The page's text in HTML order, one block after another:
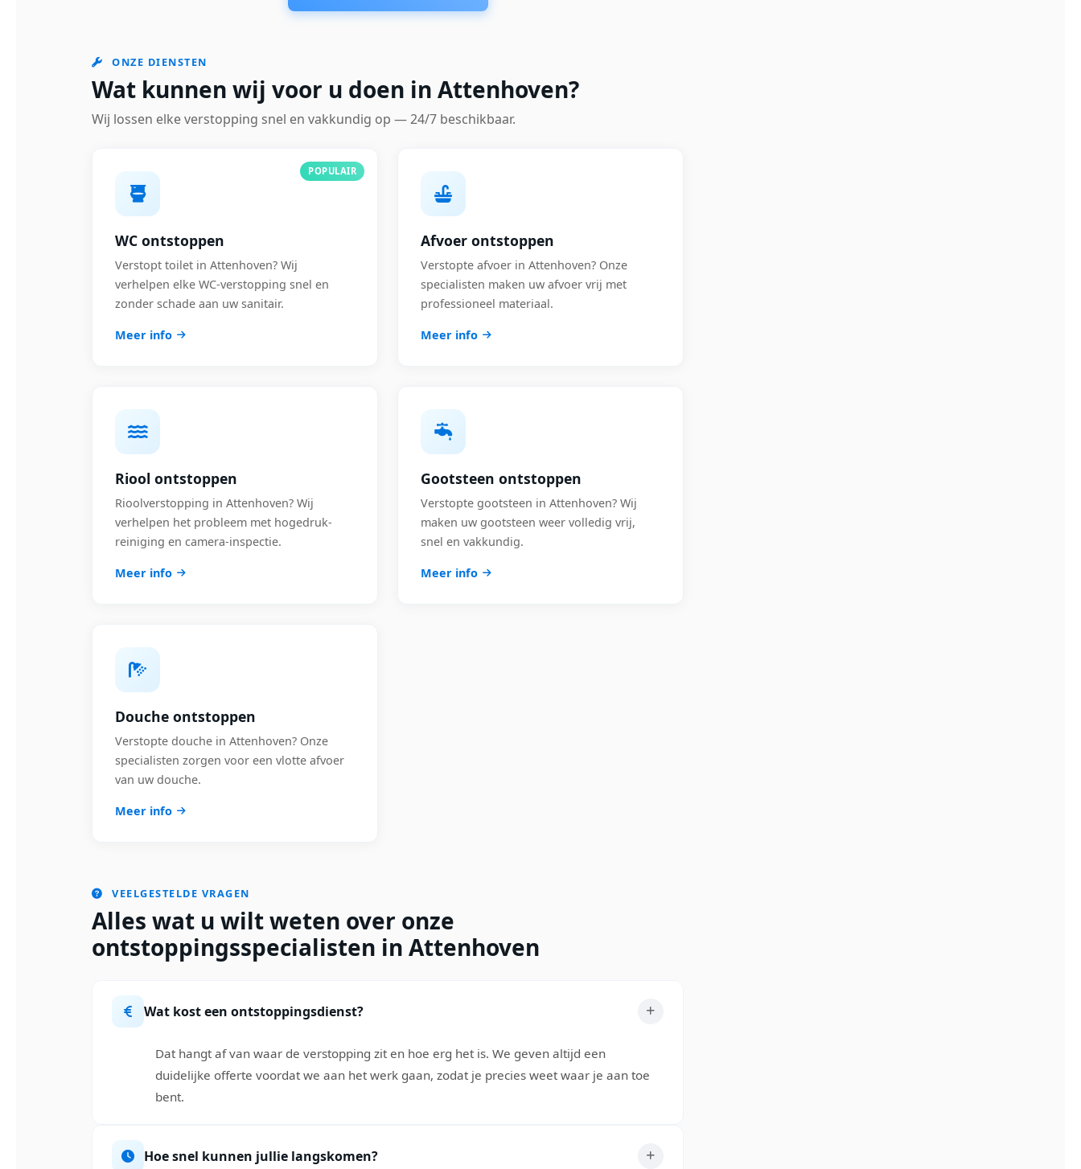
ONZE DIENSTEN
Wat kunnen wij voor u doen in Attenhoven?
Wij lossen elke verstopping snel en vakkundig op — 24/7 beschikbaar.
POPULAIR
WC ontstoppen
Verstopt toilet in Attenhoven? Wij
verhelpen elke WC-verstopping snel en
zonder schade aan uw sanitair.
Meer info
Afvoer ontstoppen
Verstopte afvoer in Attenhoven? Onze
specialisten maken uw afvoer vrij met
professioneel materiaal.
Meer info
Riool ontstoppen
Rioolverstopping in Attenhoven? Wij
verhelpen het probleem met hogedruk-
reiniging en camera-inspectie.
Meer info
Gootsteen ontstoppen
Verstopte gootsteen in Attenhoven? Wij
maken uw gootsteen weer volledig vrij,
snel en vakkundig.
Meer info
Douche ontstoppen
Verstopte douche in Attenhoven? Onze
specialisten zorgen voor een vlotte afvoer
van uw douche.
Meer info
VEELGESTELDE VRAGEN
Alles wat u wilt weten over onze
ontstoppingsspecialisten in Attenhoven
Wat kost een ontstoppingsdienst?
Dat hangt af van waar de verstopping zit en hoe erg het is. We geven altijd een
duidelijke offerte voordat we aan het werk gaan, zodat je precies weet waar je aan toe
bent.
Hoe snel kunnen jullie langskomen?